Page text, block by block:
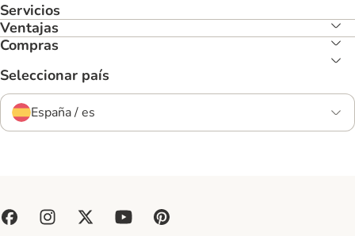
Servicios
Ventajas
Compras
Seleccionar país
España / es